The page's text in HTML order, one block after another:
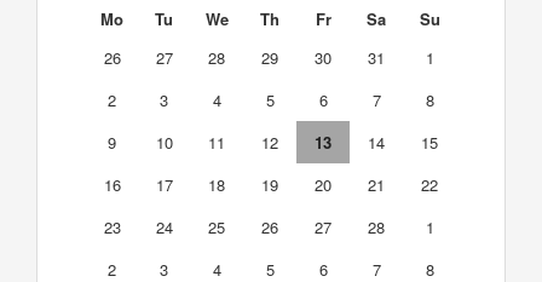
Mo Tu We Th Fr Sa
Su
26
27 28 29 30 31
1
2
3 4 5 6 7
8
9
10 11 12 13 14
15
16
17 18 19 20 21
22
23
24 25 26 27 28
1
2
3 4 5 6 7 8